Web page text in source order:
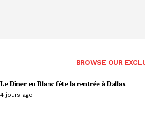
BROWSE OUR
Le Dîner en Blanc fête la rentrée à Dallas
4 jours ago